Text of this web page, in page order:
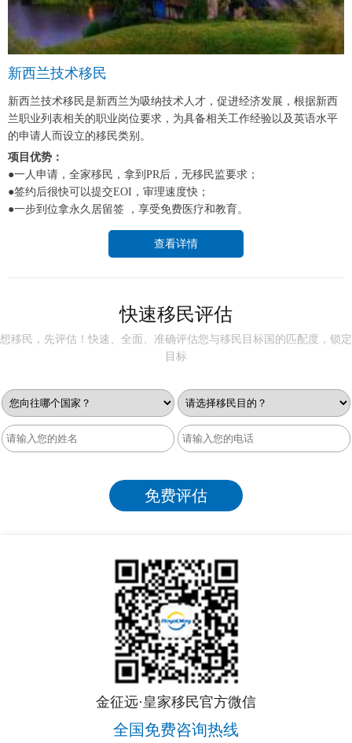
新西兰技术移民
新西兰技术移民是新西兰为吸纳技术人才，促进经济发展，根据新西
兰职业列表相关的职业岗位要求，为具备相关工作经验以及英语水平
的申请人而设立的移民类别。
项目优势：
●一人申请，全家移民，拿到PR后，无移民监要求；
●签约后很快可以提交EOI，审理速度快；
●一步到位拿永久居留签 ，享受免费医疗和教育。
查看详情
快速移民评估
想移民，先评估！快速、全面、准确评估您与移民目标国的匹配度，锁定
目标
金征远·皇家移民官方微信
全国免费咨询热线